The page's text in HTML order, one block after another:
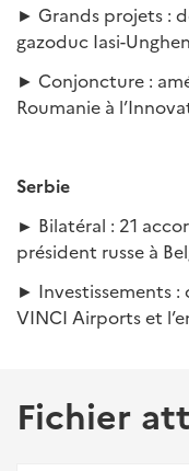
► Grands projets :
gazoduc Iasi-
► Conjoncture :
Roumanie à
Serbie
► Bilatéral : 21
président russe à
► Investissements
VINCI Airports et
Fichier